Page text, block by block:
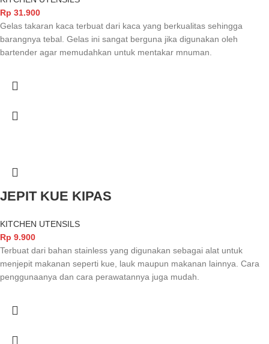
Rp 31.900
Gelas takaran kaca terbuat dari kaca yang berkualitas sehingga
barangnya tebal. Gelas ini sangat berguna jika digunakan oleh
bartender agar memudahkan untuk mentakar mnuman.
JEPIT KUE KIPAS
KITCHEN UTENSILS
Rp 9.900
Terbuat dari bahan stainless yang digunakan sebagai alat untuk
menjepit makanan seperti kue, lauk maupun makanan lainnya. Cara
penggunaanya dan cara perawatannya juga mudah.